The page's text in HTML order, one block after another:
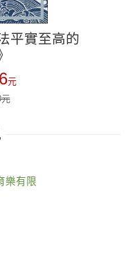
平實至高的
元
元
樂有限